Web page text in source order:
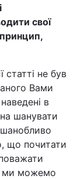
свої
статті не був
Вами
в
шанувати
що почитати
ми можемо